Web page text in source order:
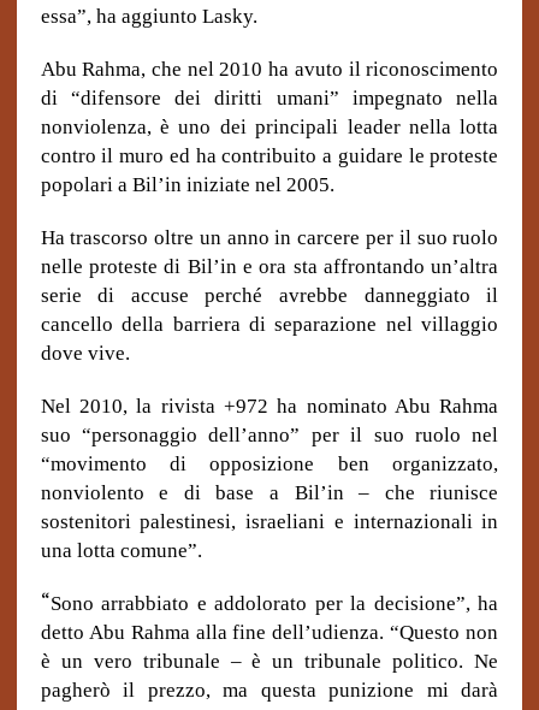
essa”, ha aggiunto Lasky.
Abu Rahma, che nel 2010 ha avuto il riconoscimento
di “difensore dei diritti umani” impegnato nella
nonviolenza, è uno dei principali leader nella lotta
contro il muro ed ha contribuito a guidare le proteste
popolari a Bil’in iniziate nel 2005.
Ha trascorso oltre un anno in carcere per il suo ruolo
nelle proteste di Bil’in e ora sta affrontando un’altra
serie di accuse perché avrebbe danneggiato il
cancello della barriera di separazione nel villaggio
dove vive.
Nel 2010, la rivista +972 ha nominato Abu Rahma
suo “personaggio dell’anno” per il suo ruolo nel
“movimento di opposizione ben organizzato,
nonviolento e di base a Bil’in – che riunisce
sostenitori palestinesi, israeliani e internazionali in
una lotta comune”.
“Sono arrabbiato e addolorato per la decisione”, ha
detto Abu Rahma alla fine dell’udienza. “Questo non
è un vero tribunale – è un tribunale politico. Ne
pagherò il prezzo, ma questa punizione mi darà